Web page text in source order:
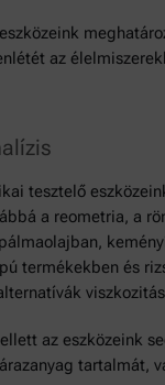
az
tesztelő
a reometria, a
termékekben és
az eszközeink
tartalmát,